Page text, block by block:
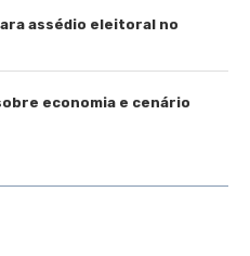
assédio eleitoral no
economia e cenário